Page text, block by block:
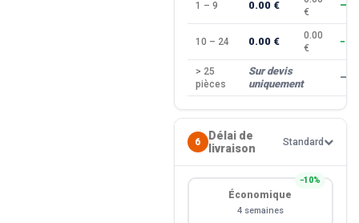
1 – 9 0.00 €
€
—
10 – 24 0.00 €
0.00
€
> 25
pièces
Sur devis
uniquement
—
6
Délai de
livraison
Standard
−10%
Économique
4 semaines